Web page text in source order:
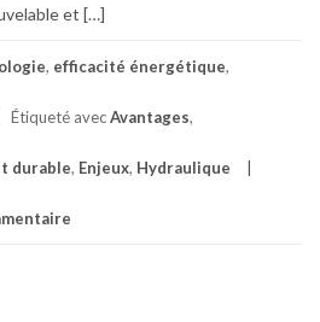
et […]
, efficacité énergétique,
Étiqueté avecAvantages,
durable, Enjeux, Hydraulique